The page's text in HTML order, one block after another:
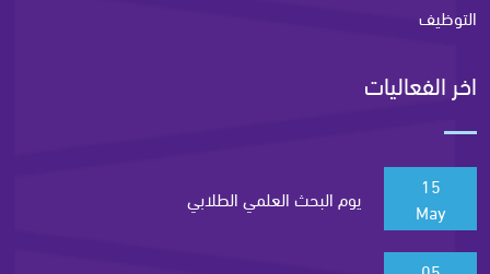
التوظيف
اخر الفعاليات
15
May
يوم البحث العلمي الطلابي